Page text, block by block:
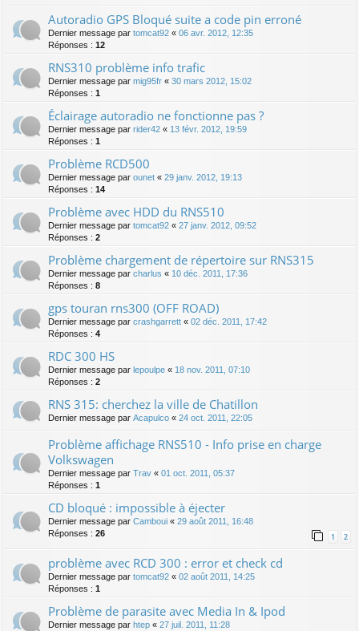
Autoradio GPS Bloqué suite a code pin erroné
Dernier message par tomcat92 « 06 avr. 2012, 12:35
Réponses : 12
RNS310 problème info trafic
Dernier message par mig95fr « 30 mars 2012, 15:02
Réponses : 1
Éclairage autoradio ne fonctionne pas ?
Dernier message par rider42 « 13 févr. 2012, 19:59
Réponses : 1
Problème RCD500
Dernier message par ounet « 29 janv. 2012, 19:13
Réponses : 14
Problème avec HDD du RNS510
Dernier message par tomcat92 « 27 janv. 2012, 09:52
Réponses : 2
Problème chargement de répertoire sur RNS315
Dernier message par charlus « 10 déc. 2011, 17:36
Réponses : 8
gps touran rns300 (OFF ROAD)
Dernier message par crashgarrett « 02 déc. 2011, 17:42
Réponses : 4
RDC 300 HS
Dernier message par lepoulpe « 18 nov. 2011, 07:10
Réponses : 2
RNS 315: cherchez la ville de Chatillon
Dernier message par Acapulco « 24 oct. 2011, 22:05
Problème affichage RNS510 - Info prise en charge
Volkswagen
Dernier message par Trav « 01 oct. 2011, 05:37
Réponses : 1
CD bloqué : impossible à éjecter
Dernier message par Camboui « 29 août 2011, 16:48
Réponses : 26 1 2
problème avec RCD 300 : error et check cd
Dernier message par tomcat92 « 02 août 2011, 14:25
Réponses : 1
Problème de parasite avec Media In & Ipod
Dernier message par htep « 27 juil. 2011, 11:28